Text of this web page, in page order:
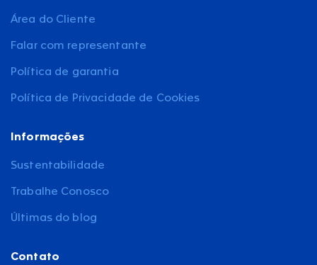
Área do Cliente
Falar com representante
Política de garantia
Política de Privacidade de Cookies
Informações
Sustentabilidade
Trabalhe Conosco
Últimas do blog
Contato